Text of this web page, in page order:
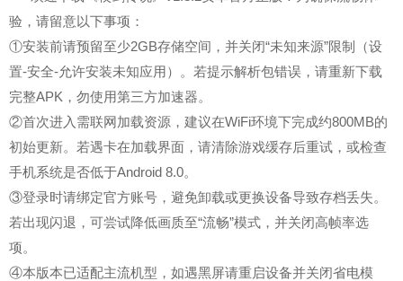
验，请留意以下事项：
①安装前请预留至少2GB存储空间，并关闭“未知来源”限制（设
置-安全-允许安装未知应用）。若提示解析包错误，请重新下载
完整APK，勿使用第三方加速器。
②首次进入需联网加载资源，建议在WiFi环境下完成约800MB的
初始更新。若遇卡在加载界面，请清除游戏缓存后重试，或检查
手机系统是否低于Android 8.0。
③登录时请绑定官方账号，避免卸载或更换设备导致存档丢失。
若出现闪退，可尝试降低画质至“流畅”模式，并关闭高帧率选
项。
④本版本已适配主流机型，如遇黑屏请重启设备并关闭省电模